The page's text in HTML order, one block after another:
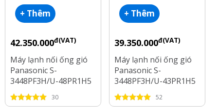
+ Thêm
42.350.000đ(VAT)
Máy lạnh nối ống gió
Panasonic S-
3448PF3H/U-48PR1H5
Inverter 5.5 Hp
30
+ Thêm
39.350.000đ(VAT)
Máy lạnh nối ống gió
Panasonic S-
3448PF3H/U-43PR1H5
Inverter 5 Hp
52